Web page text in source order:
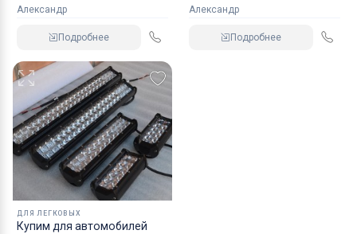
Александр
Подробнее
Александр
Подробнее
ДЛЯ ЛЕГКОВЫХ
Купим для автомобилей